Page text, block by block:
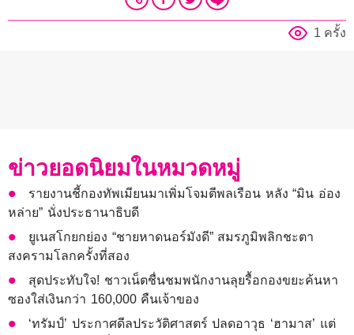
1 ครั้ง
ข่าวยอดนิยมในหมวดหมู่
รายงานชี้กองทัพเมียนมาเพิ่มโจมตีพลเรือน หลัง “มิน อ่อง
หล่าย” นั่งประธานาธิบดี
ยูเนสโกยกย่อง “ชายหาดนอร์มังดี” สมรภูมิพลิกชะตา
สงครามโลกครั้งที่สอง
สุดประทับใจ! ชาวเน็ตชื่นชมพนักงานลุยรื้อกองขยะค้นหา
ซองใส่เงินกว่า 160,000 คืนเจ้าของ
‘ทรัมป์’ ประกาศดีลประวัติศาสตร์ ปลดอาวุธ ‘ฮามาส’ แต่